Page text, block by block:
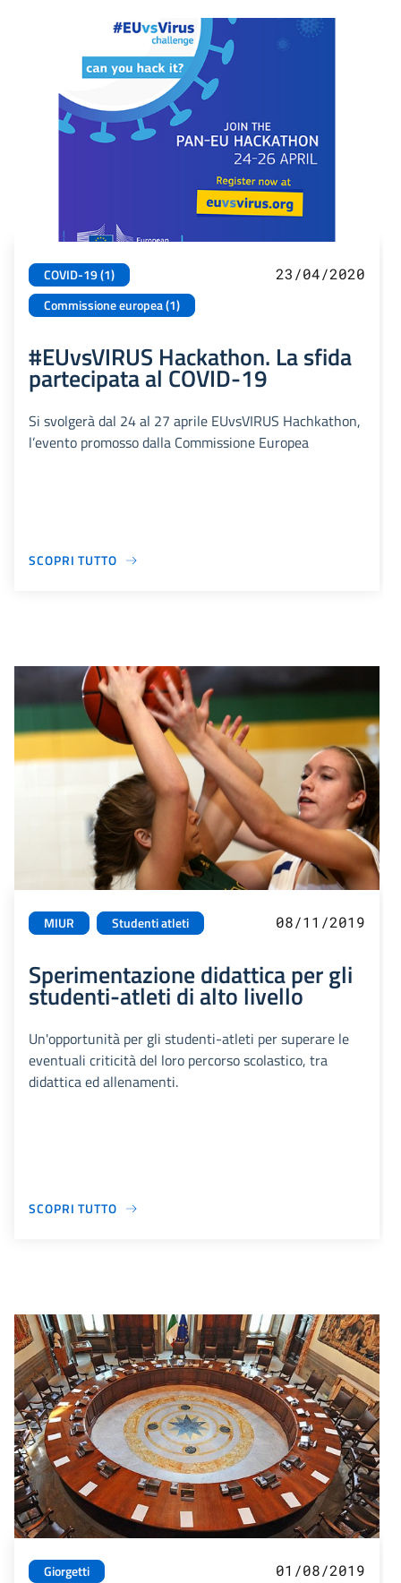
COVID-19 (1)
Commissione europea (1)
23/04/2020
#EUvsVIRUS Hackathon. La sfida
partecipata al COVID-19
Si svolgerà dal 24 al 27 aprile EUvsVIRUS Hachkathon,
l’evento promosso dalla Commissione Europea
SCOPRI TUTTO
MIUR Studenti atleti 08/11/2019
Sperimentazione didattica per gli
studenti-atleti di alto livello
Un'opportunità per gli studenti-atleti per superare le
eventuali criticità del loro percorso scolastico, tra
didattica ed allenamenti.
SCOPRI TUTTO
Giorgetti
01/08/2019